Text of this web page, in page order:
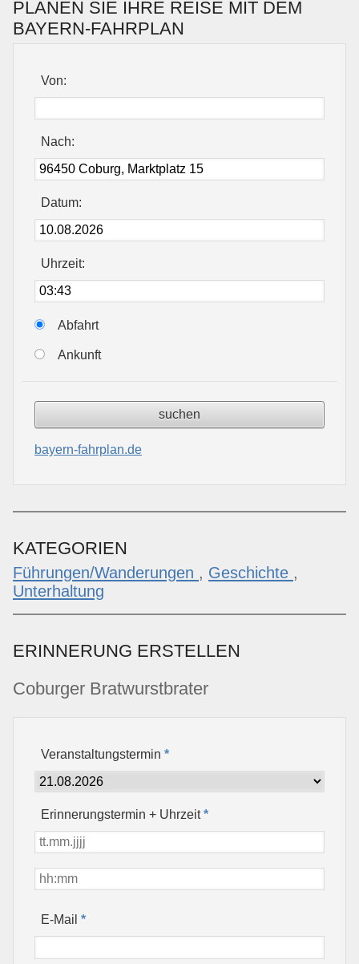
PLANEN SIE IHRE REISE MIT DEM
BAYERN-FAHRPLAN
Von:
Nach:
Datum:
Uhrzeit:
Abfahrt
Ankunft
bayern-fahrplan.de
KATEGORIEN
Führungen/Wanderungen , Geschichte ,
Unterhaltung
ERINNERUNG ERSTELLEN
Coburger Bratwurstbrater
Veranstaltungstermin*
Erinnerungstermin + Uhrzeit*
E-Mail*